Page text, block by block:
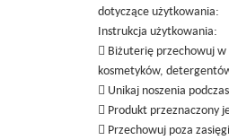
dotyczące użytkowania:
Instrukcja użytkowania:
 Biżuterię przechowuj
kosmetyków,
 Unikaj noszenia
 Produkt przeznaczony
 Przechowuj poza